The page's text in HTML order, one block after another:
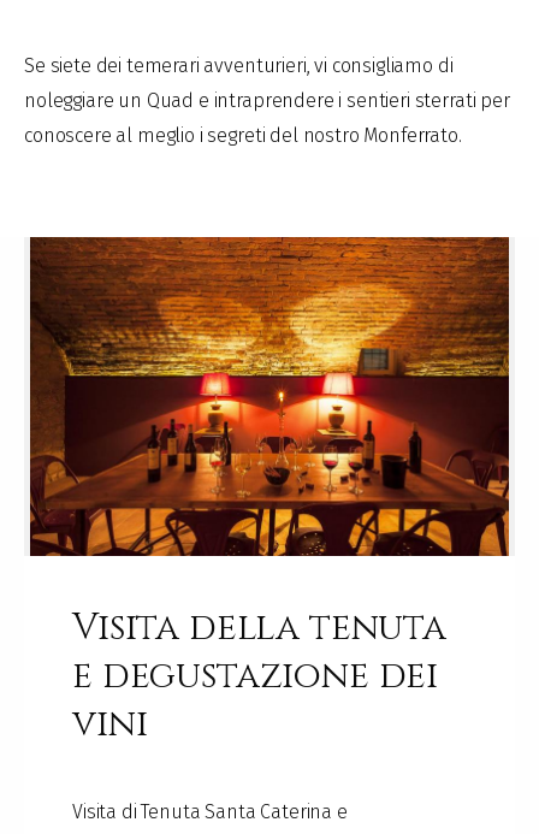
Se siete dei temerari avventurieri, vi consigliamo di
noleggiare un Quad e intraprendere i sentieri sterrati per
conoscere al meglio i segreti del nostro Monferrato.
Visita della tenuta
e degustazione dei
vini
Visita di Tenuta Santa Caterina e